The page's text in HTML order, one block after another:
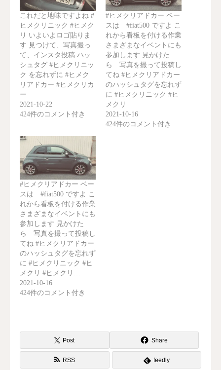
これだと地味ですよね #
ヒメクリニック #ヒメク
リ いよいよロゴ貼りま
す 見つけて、写真撮っ
て、インスタ投稿 ハッ
シュタグ #ヒメクリニッ
ク を忘れずに #ヒメク
リアドカー #ヒメクリカ
ー
2021-10-22
424件のコメント付き
#ヒメクリアドカー ベー
スは #fiat500 ですよ こ
れから看板を付ける作業
さまざまなイベントにも
参加します 見かけた
ら 写真を撮って投稿し
てね #ヒメクリアドカー
のハッシュタグを忘れず
に #ヒメクリニック #ヒ
メクリ
2021-10-16
424件のコメント付き
#ヒメクリアドカー ベー
スは #fiat500 ですよ こ
れから看板を付ける作業
さまざまなイベントにも
参加します 見かけた
ら 写真を撮って投稿し
てね #ヒメクリアドカー
のハッシュタグを忘れず
に #ヒメクリニック #ヒ
メクリ #ヒメクリ…
2021-10-16
424件のコメント付き
Post Share
RSS feedly